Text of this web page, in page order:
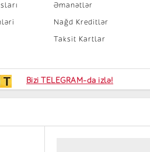
Əmanətlər
Nağd Kreditlər
Taksit Kartlar
Kart sifarişi
Bizi TELEGRAM-da izlə!